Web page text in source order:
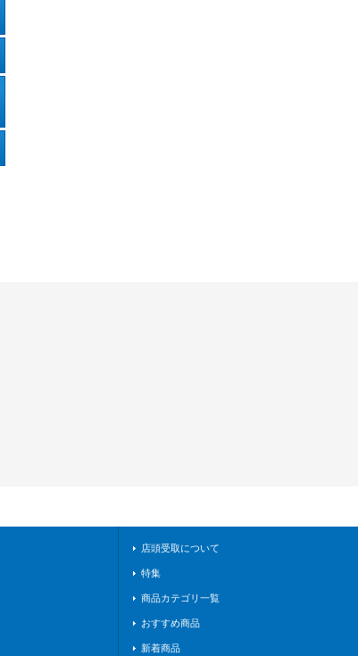
店頭受取について
特集
商品カテゴリ一覧
おすすめ商品
新着商品